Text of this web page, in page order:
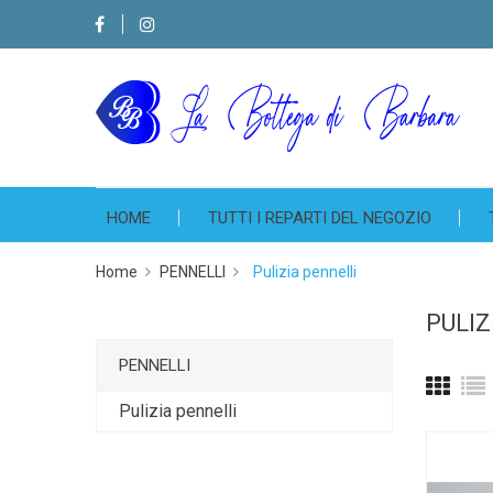
HOME TUTTI I REPARTI DEL NEGOZIO
Home PENNELLI Pulizia pennelli
PENNELLI
Pulizia pennelli